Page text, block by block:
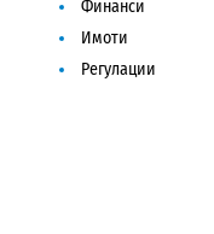
Финанси
Имоти
Регулации